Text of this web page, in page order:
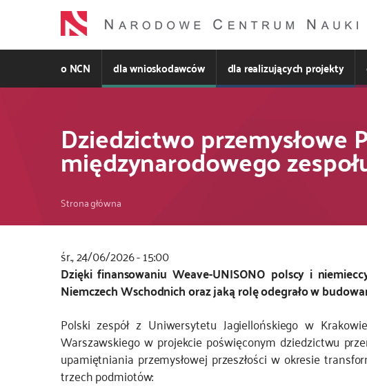
o NCN dla wnioskodawców dla realizujących projekty
Dziedzictwo
międzynarodowego
Ścieżka
nawigacyjna
Strona główna
śr., 24/06/2026 - 15:00
Kod
CSS
JS
Dzięki finansowaniu Weave-UNISONO polscy i
Niemczech Wschodnich oraz jaką rolę odegrało w
Polski zespół z Uniwersytetu Jagiellońskiego w
Warszawskiego w projekcie poświęconym dziedzictwu
upamiętniania przemysłowej przeszłości w okresie
trzech podmiotów: